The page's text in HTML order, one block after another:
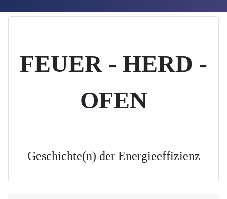
FEUER - HERD -
OFEN
Geschichte(n) der Energieeffizienz